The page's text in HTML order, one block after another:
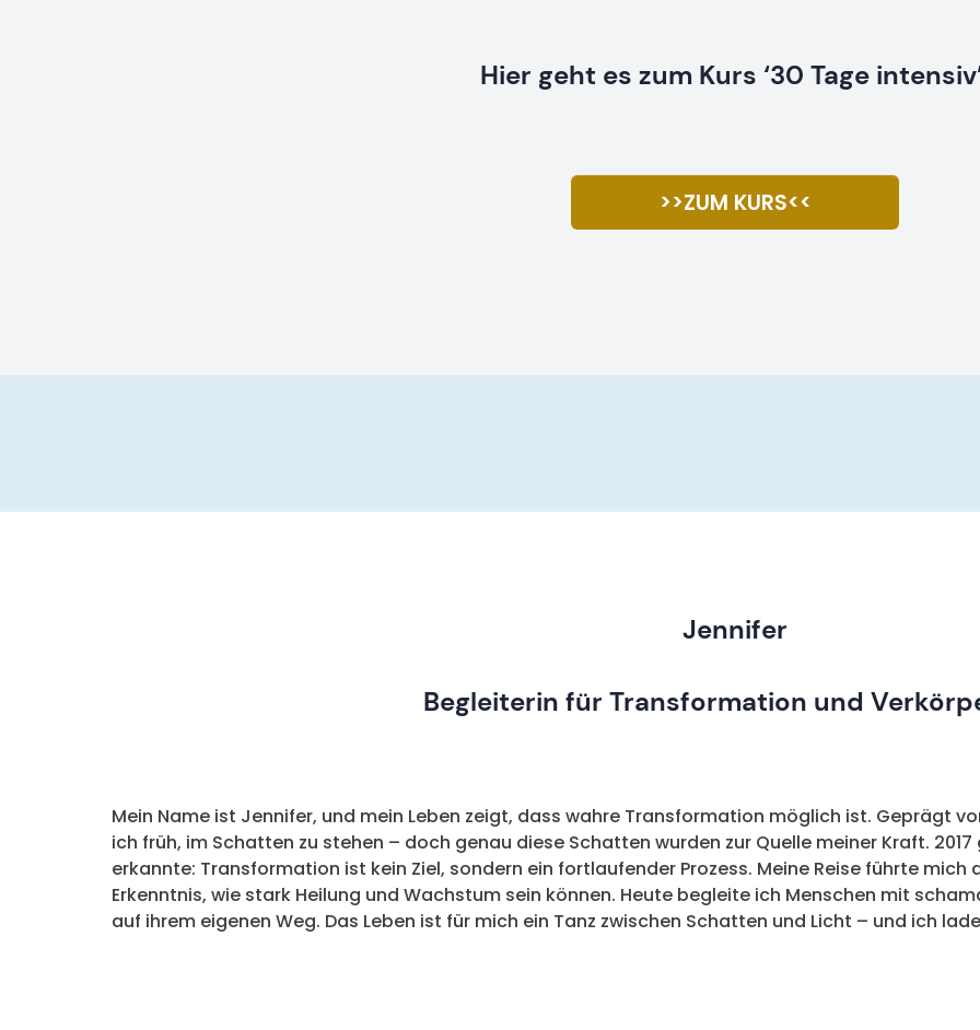
Hier geht es zum Kurs ‘30 Tage
>>ZUM KURS<<
Jennifer
Begleiterin für Transformation und
Mein Name ist Jennifer, und mein Leben zeigt, dass wahre Transformation möglich ist. Geprägt
ich früh, im Schatten zu stehen – doch genau diese Schatten wurden zur Quelle meiner Kraft.
erkannte: Transformation ist kein Ziel, sondern ein fortlaufender Prozess. Meine Reise führte
Erkenntnis, wie stark Heilung und Wachstum sein können. Heute begleite ich Menschen mit
auf ihrem eigenen Weg. Das Leben ist für mich ein Tanz zwischen Schatten und Licht – und ich